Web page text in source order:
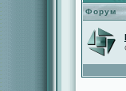
Форум